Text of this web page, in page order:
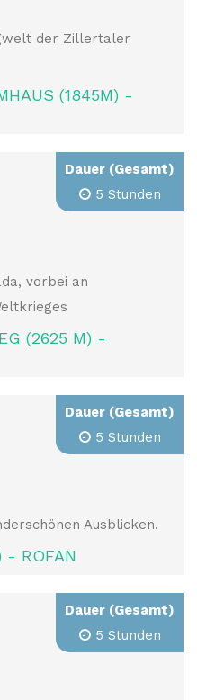
der Zillertaler
(1845M) -
vorbei an
(2625 M) -
Dauer (Gesamt)
5 Stunden
Ausblicken.
- ROFAN
Dauer (Gesamt)
5 Stunden
Dauer (Gesamt)
5 Stunden